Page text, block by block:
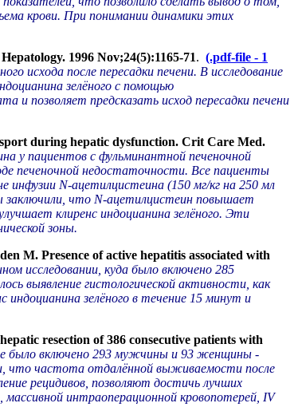
крови. При понимании динамики этих
1996 Nov;24(5):1165-71. (.pdf-file - 1
исхода после пересадки печени. В исследование
зелёного с помощью
позволяет предсказать исход пересадки печени
during hepatic dysfunction. Crit Care Med.
у пациентов с фульминантной печеночной
печеночной недостаточности. Все пациенты
инфузии N-ацетилцистеина (150 мг/кг на 250 мл
заключили, что N-ацетилцистеин повышает
клиренс индоцианина зелёного. Эти
зоны.
M. Presence of active hepatitis associated with
исследовании, куда было включено 285
выявление гистологической активности, как
зелёного в течение 15 минут и
resection of 386 consecutive patients with
было включено 293 мужчины и 93 женщины -
что частота отдалённой выживаемости после
рецидивов, позволяют достичь лучших
массивной интраоперационной кровопотерей, IV